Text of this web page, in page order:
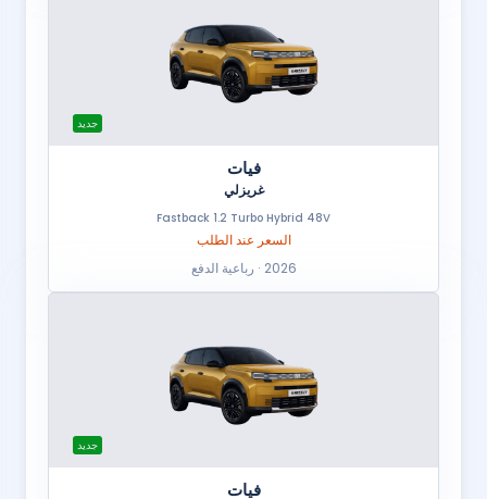
جديد
فيات
غريزلي
Fastback 1.2 Turbo Hybrid 48V
السعر عند الطلب
2026 · رباعية الدفع
جديد
فيات